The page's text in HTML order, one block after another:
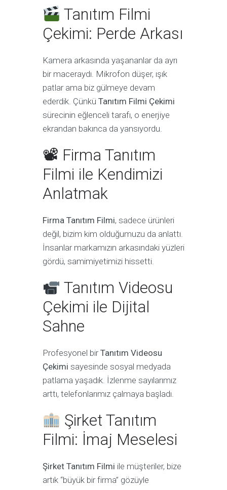
Tanıtım Filmi
Çekimi: Perde Arkası
Kamera arkasında yaşananlar da ayrı
bir maceraydı. Mikrofon düşer, ışık
patlar ama biz gülmeye devam
ederdik. Çünkü Tanıtım Filmi Çekimi
sürecinin eğlenceli tarafı, o enerjiye
ekrandan bakınca da yansıyordu.
📽 Firma Tanıtım
Filmi ile Kendimizi
Anlatmak
Firma Tanıtım Filmi, sadece ürünleri
değil, bizim kim olduğumuzu da anlattı.
İnsanlar markamızın arkasındaki yüzleri
gördü, samimiyetimizi hissetti.
Tanıtım Videosu
Çekimi ile Dijital
Sahne
Profesyonel birTanıtım Videosu
Çekimi sayesinde sosyal medyada
patlama yaşadık. İzlenme sayılarımız
arttı, telefonlarımız çalmaya başladı.
Şirket Tanıtım
Filmi: İmaj Meselesi
Şirket Tanıtım Filmi ile müşteriler, bize
artık “büyük bir firma” gözüyle